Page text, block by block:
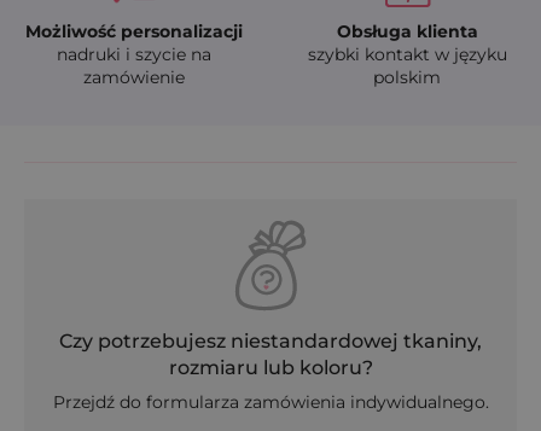
Możliwość personalizacji
nadruki i szycie na
zamówienie
Obsługa klienta
szybki kontakt w języku
polskim
Czy potrzebujesz niestandardowej tkaniny,
rozmiaru lub koloru?
Przejdź do formularza zamówienia indywidualnego.